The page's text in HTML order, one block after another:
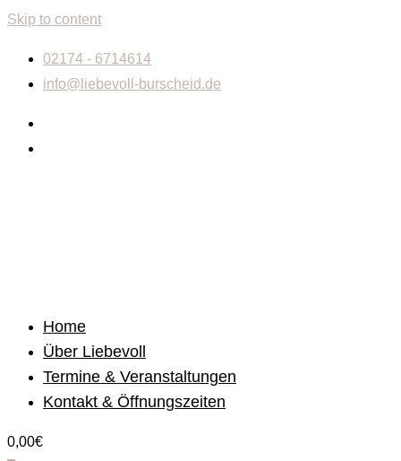
Skip to content
02174 - 6714614
info@liebevoll-burscheid.de
Home
Über Liebevoll
Termine & Veranstaltungen
Kontakt & Öffnungszeiten
0,00€